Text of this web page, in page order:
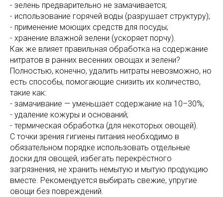
- зелень предварительно не замачивается;
- использование горячей воды (разрушает структуру);
- применение моющих средств для посуды;
- хранение влажной зелени (ускоряет порчу).
Как же влияет правильная обработка на содержание
нитратов в ранних весенних овощах и зелени?
Полностью, конечно, удалить нитраты невозможно, но
есть способы, помогающие снизить их количество,
такие как:
- замачивание — уменьшает содержание на 10–30%;
- удаление кожуры и оснований;
- термическая обработка (для некоторых овощей).
С точки зрения гигиены питания необходимо в
обязательном порядке использовать отдельные
доски для овощей, избегать перекрёстного
загрязнения, не хранить немытую и мытую продукцию
вместе. Рекомендуется выбирать свежие, упругие
овощи без повреждений.